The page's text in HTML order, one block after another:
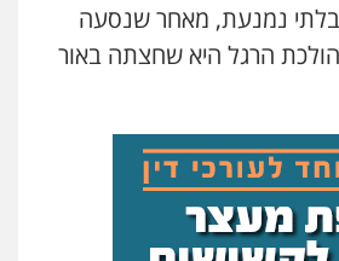
נמנעת, מאחר שנסעה
הרגל היא שחצתה באור